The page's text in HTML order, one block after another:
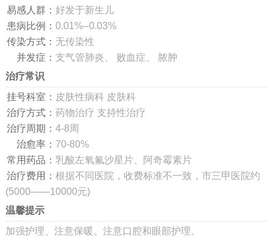
易感人群： 好发于新生儿
患病比例： 0.01%--0.03%
传染方式： 无传染性
并发症： 支气管肺炎、 败血症、 脓肿
治疗常识
挂号科室： 皮肤性病科 皮肤科
治疗方式： 药物治疗 支持性治疗
治疗周期： 4-8周
治愈率： 70-80%
常用药品： 乳酸左氧氟沙星片、阿奇霉素片
治疗费用： 根据不同医院，收费标准不一致，市三甲医院约
(5000——10000元)
温馨提示
加强护理、注意保暖。注意口腔和眼部护理。